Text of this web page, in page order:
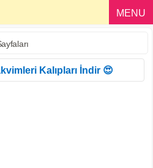
MENU
Kalıpları İndir 😍